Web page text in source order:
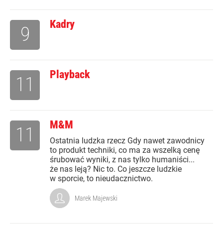
Kadry
9
Playback
11
M&M
Ostatnia ludzka rzecz Gdy nawet zawodnicy
to produkt techniki, co ma za wszelką cenę
śrubować wyniki, z nas tylko humaniści...
że nas leją? Nic to. Co jeszcze ludzkie
w sporcie, to nieudacznictwo.
11
Marek Majewski